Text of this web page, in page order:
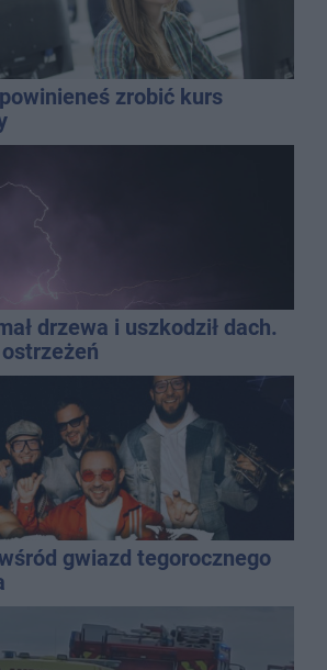
zrobić kurs
drzewa i uszkodził dach.
gwiazd tegorocznego